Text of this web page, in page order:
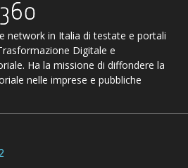
network in Italia di testate e portali
Digitale e
Ha la missione di diffondere la
nelle imprese e pubbliche